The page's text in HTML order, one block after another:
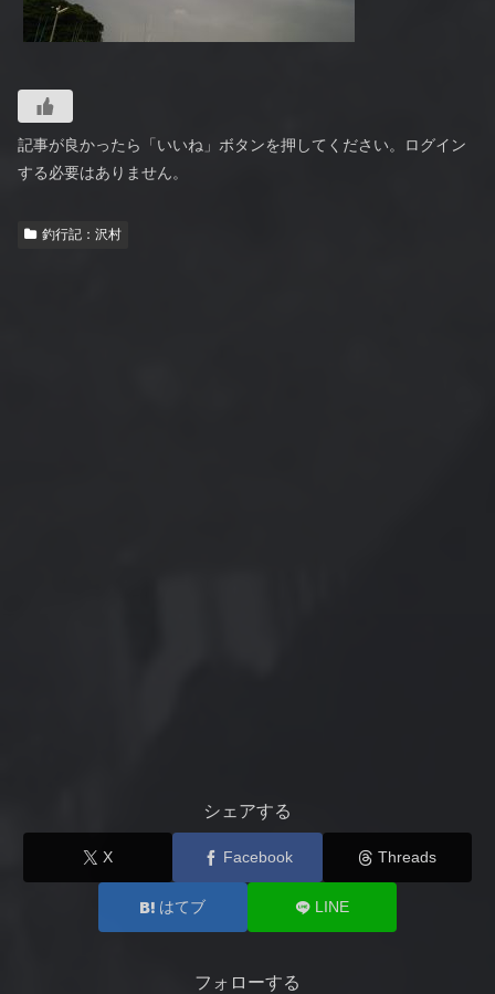
記事が良かったら「いいね」ボタンを押してください。ログイン
する必要はありません。
釣行記：沢村
シェアする
X Facebook Threads
はてブ LINE
フォローする